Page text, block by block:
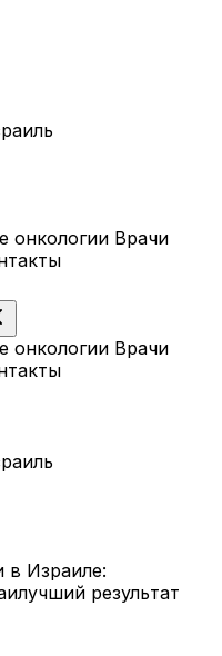
онкологии Врачи
онкологии Врачи
в Израиле:
результат